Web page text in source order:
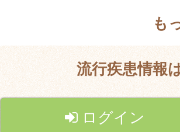
も
流行疾患情報
ログイン